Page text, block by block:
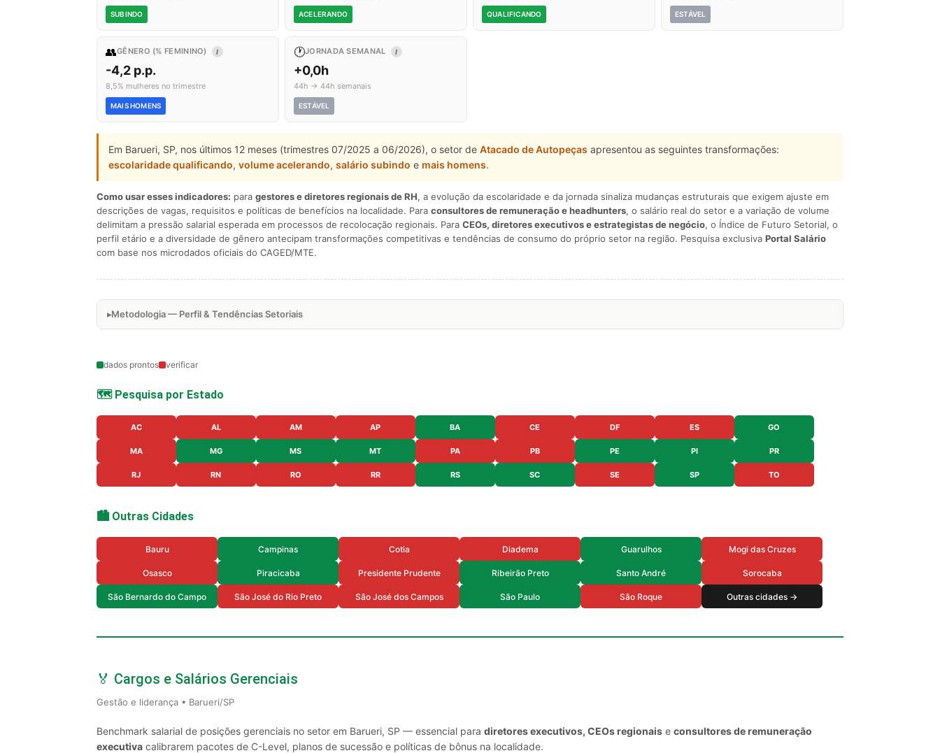
SUBINDO ACELERANDO QUALIFICANDO ESTÁVEL
👥GÊNERO (% FEMININO) I
-4,2 p.p.
8,5% mulheres no trimestre
MAIS HOMENS
🕐JORNADA SEMANAL I
+0,0h
44h → 44h semanais
ESTÁVEL
Em Barueri, SP, nos últimos 12 meses (trimestres 07/2025 a 06/2026), o setor de Atacado de Autopeças apresentou as seguintes transformações:
escolaridade qualificando, volume acelerando, salário subindo e mais homens.
Como usar esses indicadores: para gestores e diretores regionais de RH, a evolução da escolaridade e da jornada sinaliza mudanças estruturais que exigem ajuste em
descrições de vagas, requisitos e políticas de benefícios na localidade. Para consultores de remuneração e headhunters, o salário real do setor e a variação de volume
delimitam a pressão salarial esperada em processos de recolocação regionais. Para CEOs, diretores executivos e estrategistas de negócio, o Índice de Futuro Setorial, o
perfil etário e a diversidade de gênero antecipam transformações competitivas e tendências de consumo do próprio setor na região. Pesquisa exclusiva Portal Salário
com base nos microdados oficiais do CAGED/MTE.
Metodologia — Perfil & Tendências Setoriais
dados prontos verificar
🗺️ Pesquisa por Estado
AC AL AM AP BA CE DF ES GO
MA MG MS MT PA PB PE PI PR
RJ RN RO RR RS SC SE SP TO
🏙️ Outras Cidades
Bauru Campinas Cotia Diadema Guarulhos Mogi das Cruzes
Osasco Piracicaba Presidente Prudente Ribeirão Preto Santo André Sorocaba
São Bernardo do Campo São José do Rio Preto São José dos Campos São Paulo São Roque Outras cidades →
🏅 Cargos e Salários Gerenciais
Gestão e liderança • Barueri/SP
Benchmark salarial de posições gerenciais no setor em Barueri, SP — essencial para diretores executivos, CEOs regionais e consultores de remuneração
executiva calibrarem pacotes de C-Level, planos de sucessão e políticas de bônus na localidade.